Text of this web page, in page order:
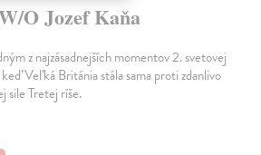
O Jozef Kaňa
z najzásadnejších momentov 2. svetovej
Veľká Británia stála sama proti zdanlivo
sile Tretej ríše.